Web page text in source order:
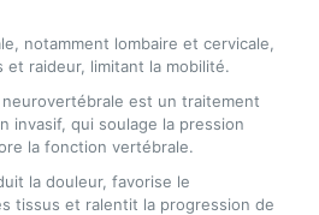
notamment lombaire et cervicale,
et raideur, limitant la mobilité.
neurovertébrale est un traitement
invasif, qui soulage la pression
la fonction vertébrale.
la douleur, favorise le
tissus et ralentit la progression de